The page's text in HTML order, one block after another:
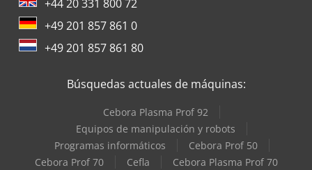
+44 20 331 800 72
+49 201 857 861 0
+49 201 857 861 80
Búsquedas actuales de máquinas:
Cebora Plasma Prof 92
Equipos de manipulación y robots
Programas informáticos
Cebora Prof 50
Cebora Prof 70
Cefla Cebora Plasma Prof 70